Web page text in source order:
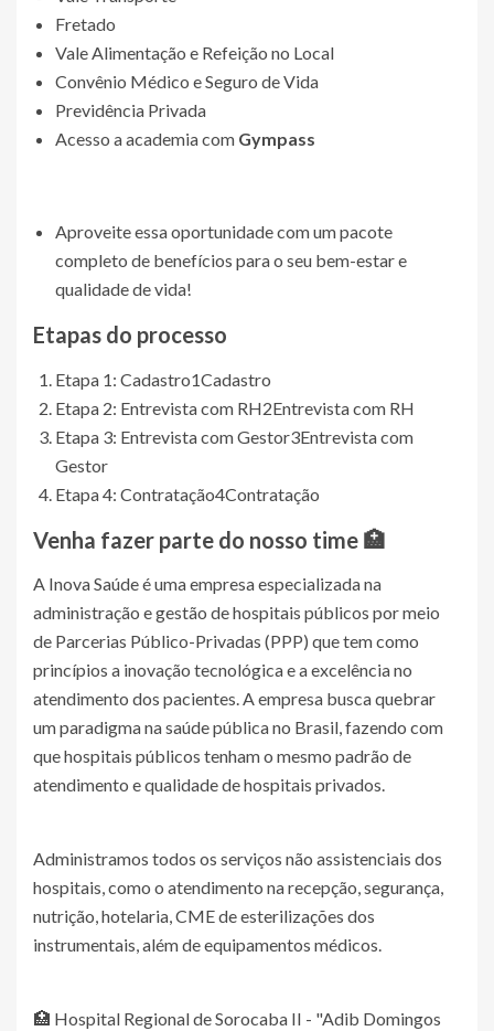
Fretado
Vale Alimentação e Refeição no Local
Convênio Médico e Seguro de Vida
Previdência Privada
Acesso a academia com Gympass
Aproveite essa oportunidade com um pacote
completo de benefícios para o seu bem-estar e
qualidade de vida!
Etapas do processo
Etapa 1: Cadastro1Cadastro
Etapa 2: Entrevista com RH2Entrevista com RH
Etapa 3: Entrevista com Gestor3Entrevista com
Gestor
Etapa 4: Contratação4Contratação
Venha fazer parte do nosso time 🏥
A Inova Saúde é uma empresa especializada na
administração e gestão de hospitais públicos por meio
de Parcerias Público-Privadas (PPP) que tem como
princípios a inovação tecnológica e a excelência no
atendimento dos pacientes. A empresa busca quebrar
um paradigma na saúde pública no Brasil, fazendo com
que hospitais públicos tenham o mesmo padrão de
atendimento e qualidade de hospitais privados.
Administramos todos os serviços não assistenciais dos
hospitais, como o atendimento na recepção, segurança,
nutrição, hotelaria, CME de esterilizações dos
instrumentais, além de equipamentos médicos.
🏥 Hospital Regional de Sorocaba II - "Adib Domingos